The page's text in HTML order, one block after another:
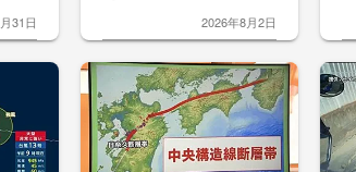
31日 2026年8月2日